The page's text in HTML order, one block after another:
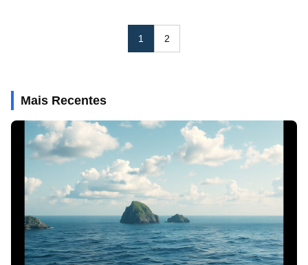
1 2
Mais Recentes